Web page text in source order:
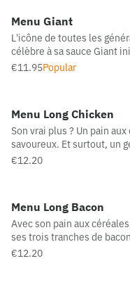
Menu Giant
L'icône de toutes les
célèbre à sa sauce Giant
viande bovine possibe:
€11.95Popular
Menu Long Chicken
Son vrai plus ? Un pain
savoureux. Et surtout, un
pané*, relevé par une
€12.20
Menu Long Bacon
Avec son pain aux
ses trois tranches de
croustillant, ses deux
€12.20